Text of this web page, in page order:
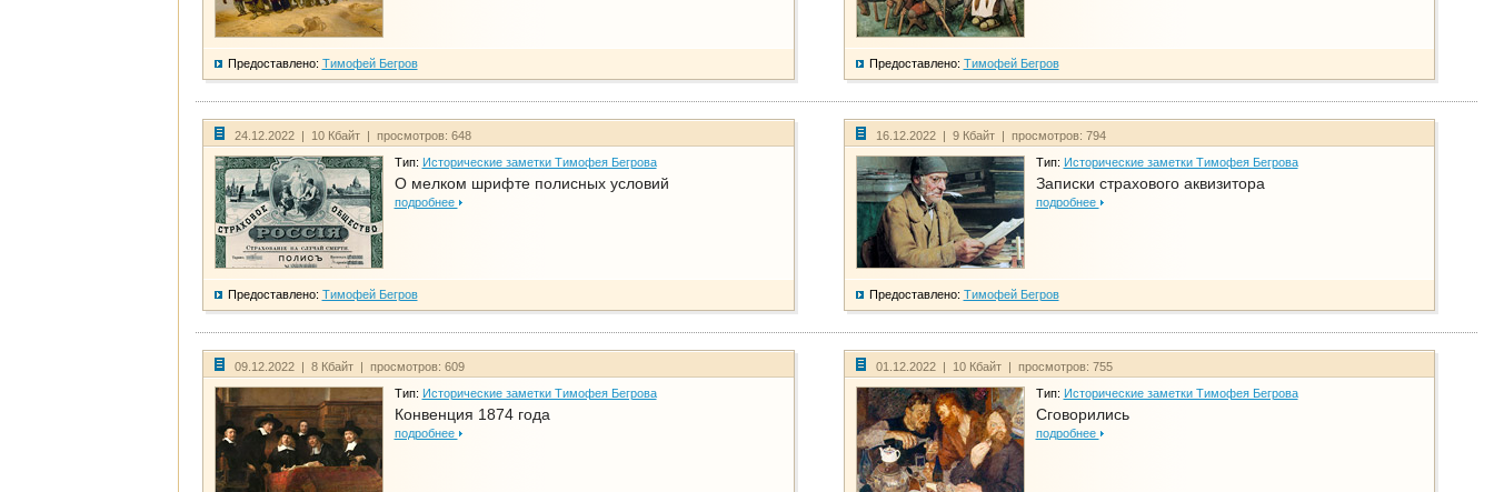
Предоставлено: Тимофей Бегров Предоставлено: Тимофей Бегров
24.12.2022 | 10 Кбайт | просмотров: 648
Тип: Исторические заметки Тимофея Бегрова
О мелком шрифте полисных условий
подробнее
Предоставлено: Тимофей Бегров
16.12.2022 | 9 Кбайт | просмотров: 794
Тип: Исторические заметки Тимофея Бегрова
Записки страхового аквизитора
подробнее
Предоставлено: Тимофей Бегров
09.12.2022 | 8 Кбайт | просмотров: 609
Тип: Исторические заметки Тимофея Бегрова
Конвенция 1874 года
подробнее
01.12.2022 | 10 Кбайт | просмотров: 755
Тип: Исторические заметки Тимофея Бегрова
Сговорились
подробнее